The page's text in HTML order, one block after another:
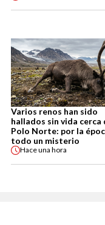
Varios renos han sido
hallados sin vida cerca
Polo Norte: por la
todo un misterio
Haceuna hora